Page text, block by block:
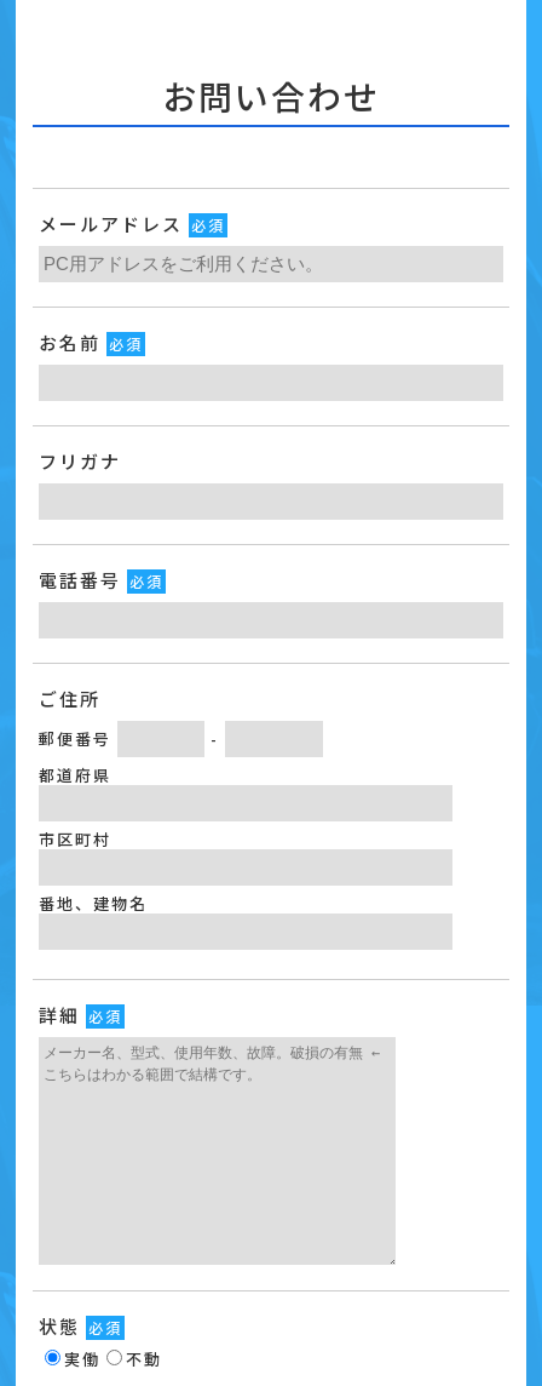
お問い合わせ
メールアドレス 必須
お名前 必須
フリガナ
電話番号 必須
ご住所
郵便番号
-
都道府県
市区町村
番地、建物名
詳細 必須
状態 必須
実働 不動